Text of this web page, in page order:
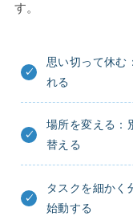
す。
思い切って休む
れる
場所を変える：
替える
タスクを細かく
始動する